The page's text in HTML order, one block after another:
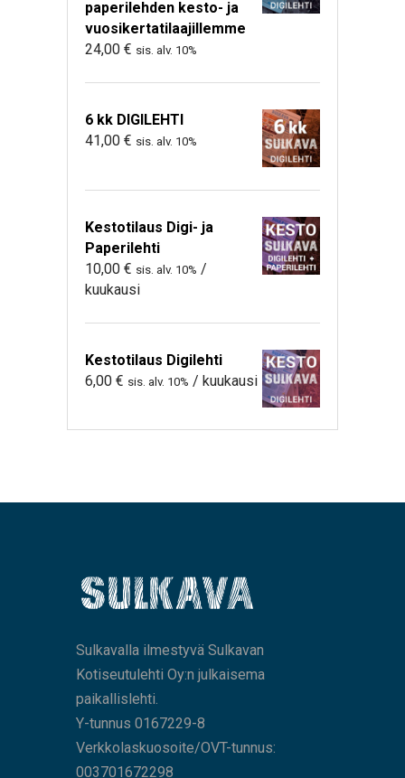
paperilehden kesto- ja
vuosikertatilaajillemme
24,00 € sis. alv. 10%
6 kk DIGILEHTI
41,00 € sis. alv. 10%
Kestotilaus Digi- ja
Paperilehti
10,00 € sis. alv. 10% /
kuukausi
Kestotilaus Digilehti
6,00 € sis. alv. 10% / kuukausi
Sulkavalla ilmestyvä Sulkavan
Kotiseutulehti Oy:n julkaisema
paikallislehti.
Y-tunnus 0167229-8
Verkkolaskuosoite/OVT-tunnus:
003701672298